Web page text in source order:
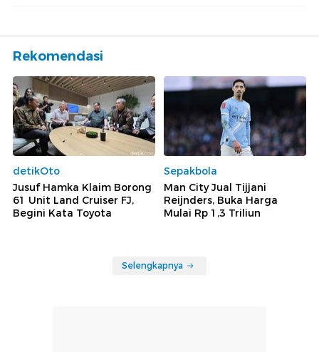
Rekomendasi
detikOto
Jusuf Hamka Klaim Borong
61 Unit Land Cruiser FJ,
Begini Kata Toyota
Sepakbola
Man City Jual Tijjani
Reijnders, Buka Harga
Mulai Rp 1,3 Triliun
Selengkapnya